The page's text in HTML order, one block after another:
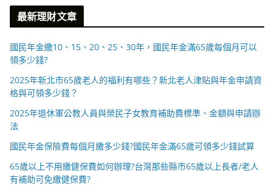
最新理財文章
國民年金繳10、15、20、25、30年，國民年金滿65歲每個月可以
領多少錢?
2025年新北市65歲老人的福利有哪些？新北老人津貼與年金申請資
格與可領多少錢？
2025年退休軍公教人員與榮民子女教育補助費標準、金額與申請辦
法
國民年金保險費每個月繳多少錢?國民年金滿65歲可領多少錢試算
65歲以上不用繳健保費如何辦理?台灣那些縣市65歲以上長者/老人
有補助可免繳健保費?